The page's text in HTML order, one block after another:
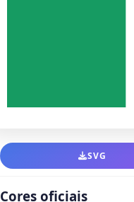
SVG
Cores oficiais